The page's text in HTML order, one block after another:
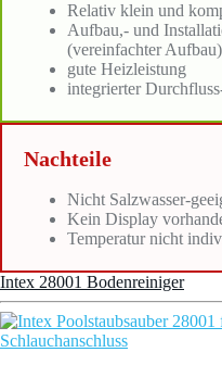
Relativ klein und
Aufbau,- und
(vereinfachter Aufbau)
gute Heizleistung
integrierter
Nachteile
Nicht Salzwasser-
Kein Display
Temperatur nicht
Intex 28001 Bodenreiniger